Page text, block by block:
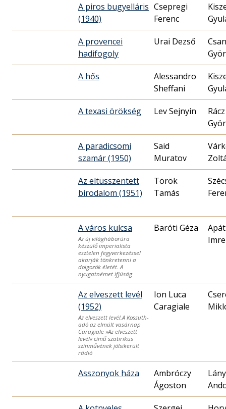
A piros bugyelláris
(1940)
Csepregi
Ferenc
A provencei
hadifogoly
Urai Dezső
A hős
Alessandro
Sheffani
A texasi örökség Lev Sejnyin
Rácz
A paradicsomi
szamár (1950)
Said
Muratov
Az eltüsszentett
birodalom (1951)
Török
Tamás
A város kulcsa
Az új világháborúra
készülő imperialista
esztelen fegyverkezéssel
akarják tönk­retenni a
dolgozók életét. A
nyugatnémet ifjúság
Baróti Géza
Imre
Az elveszett levél
(1952)
Az elveszett levél.A Kossuth-
adó az elmúlt vasárnap
Caragiale »Az elveszett
levél« című szatirikus
színművének jólsikerült
rádió
Ion Luca
Caragiale
Asszonyok háza
Ambróczy
Ágoston